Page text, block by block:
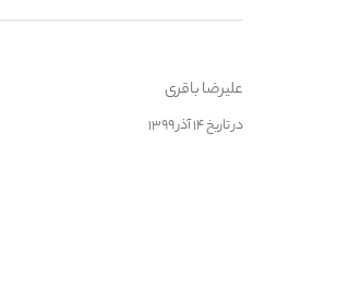
علیرضا باقری
در تاریخ ۱۴ آذر ۱۳۹۹